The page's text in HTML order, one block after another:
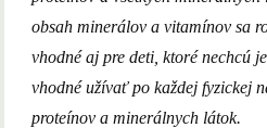
obsah minerálov a vitamínov sa
vhodné aj pre deti, ktoré nechcú
vhodné užívať po každej fyzickej
proteínov a minerálnych látok.